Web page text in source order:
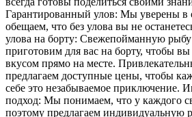
Гарантированный улов: Мы уверены в
обещаем, что без улова вы не
улова на борту: Свежепойманную
приготовим для вас на борту, чтобы вы
вкусом прямо на месте.
предлагаем доступные цены, чтобы
себе это незабываемое приключение.
подход: Мы понимаем, что у каждого
поэтому предлагаем индивидуальную